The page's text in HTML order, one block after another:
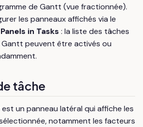
de Gantt (vue fractionnée).
les panneaux affichés via le
in Tasks : la liste des tâches
Gantt peuvent être activés ou
tâche
est un panneau latéral qui affiche les
notamment les facteurs